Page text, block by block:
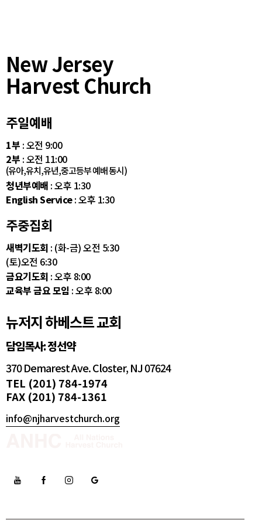
New Jersey
Harvest Church
주일예배
1부 : 오전 9:00
2부 : 오전 11:00
(유아,유치,유년,중고등부 예배 동시)
청년부예배 : 오후 1:30
English Service: 오후 1:30
주중집회
새벽기도회 : (화-금) 오전 5:30
(토)오전 6:30
금요기도회 : 오후 8:00
교육부 금요 모임 : 오후 8:00
뉴저지 하베스트 교회
담임목사: 정선약
370 Demarest Ave. Closter, NJ 07624
TEL (201) 784-1974
FAX (201) 784-1361
info@njharvestchurch.org